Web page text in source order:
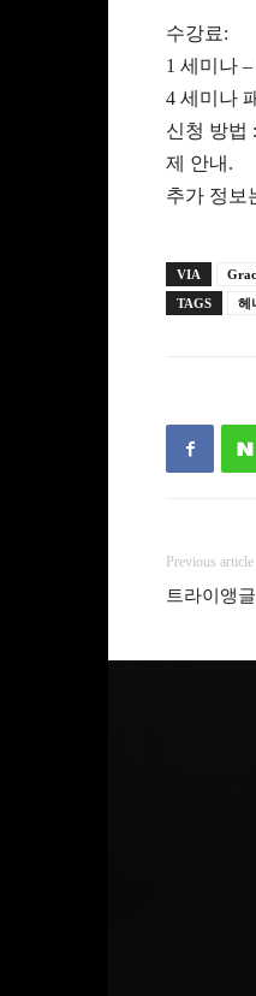
수강료:
1 세미나 –
4 세미나
신청 방법
제 안내.
추가 정보
VIA
TAGS
헤
Previous article
트라이앵